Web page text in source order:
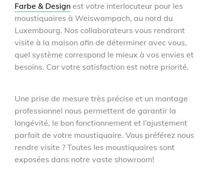
Farbe & Design est votre interlocuteur pour les
moustiquaires à Weiswampach, au nord du
Luxembourg. Nos collaborateurs vous rendront
visite à la maison afin de déterminer avec vous,
quel système correspond le mieux à vos envies et
besoins. Car votre satisfaction est notre priorité.
Une prise de mesure très précise et un montage
professionnel nous permettent de garantir la
longévité, le bon fonctionnement et l’ajustement
parfait de votre moustiquaire. Vous préférez nous
rendre visite ? Toutes les moustiquaires sont
exposées dans notre vaste showroom!